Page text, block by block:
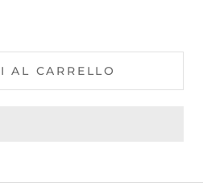
AL CARRELLO